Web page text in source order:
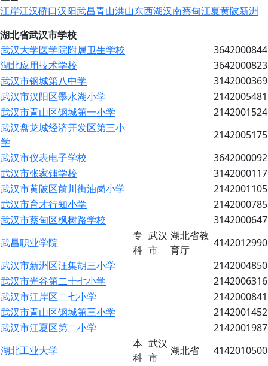
江岸江汉硚口汉阳武昌青山洪山东西湖汉南蔡甸江夏黄陂新洲
湖北省武汉市学校
武汉大学医学院附属卫生学校
3642000844
湖北应用技术学校
3642000823
武汉市钢城第八中学
3142000369
武汉市汉阳区墨水湖小学
2142005481
武汉市青山区钢城第一小学
2142001524
武汉盘龙城经济开发区第三小
学
2142005175
武汉市仪表电子学校
3642000092
武汉市张家铺学校
3142000117
武汉市黄陂区前川街油岗小学
2142001105
武汉市育才行知小学
2142000785
武汉市蔡甸区枫树路学校
3142000647
武昌职业学院
专
科
武汉
市
湖北省教
育厅
4142012990
武汉市新洲区汪集胡三小学
2142004850
武汉市光谷第二十七小学
2142006316
武汉市江岸区二七小学
2142000841
武汉市青山区钢城第三小学
2142001452
武汉市江夏区第二小学
2142001987
湖北工业大学
本
科
武汉
市
湖北省
4142010500